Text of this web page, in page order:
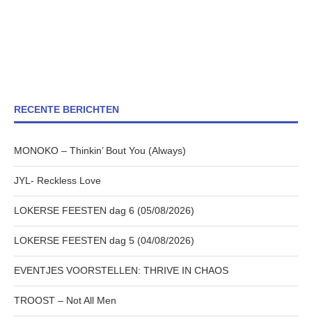
RECENTE BERICHTEN
MONOKO – Thinkin’ Bout You (Always)
JYL- Reckless Love
LOKERSE FEESTEN dag 6 (05/08/2026)
LOKERSE FEESTEN dag 5 (04/08/2026)
EVENTJES VOORSTELLEN: THRIVE IN CHAOS
TROOST – Not All Men